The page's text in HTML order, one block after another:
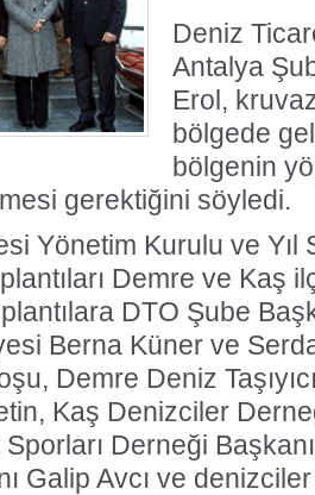
Deniz
Antalya
Erol,
bölgede
bölgenin
gerektiğini söyledi.
Yönetim Kurulu ve Yıl
Demre ve Kaş
DTO Şube
Berna Küner ve
Demre Deniz
Kaş Denizciler
Sporları Derneği
Galip Avcı ve